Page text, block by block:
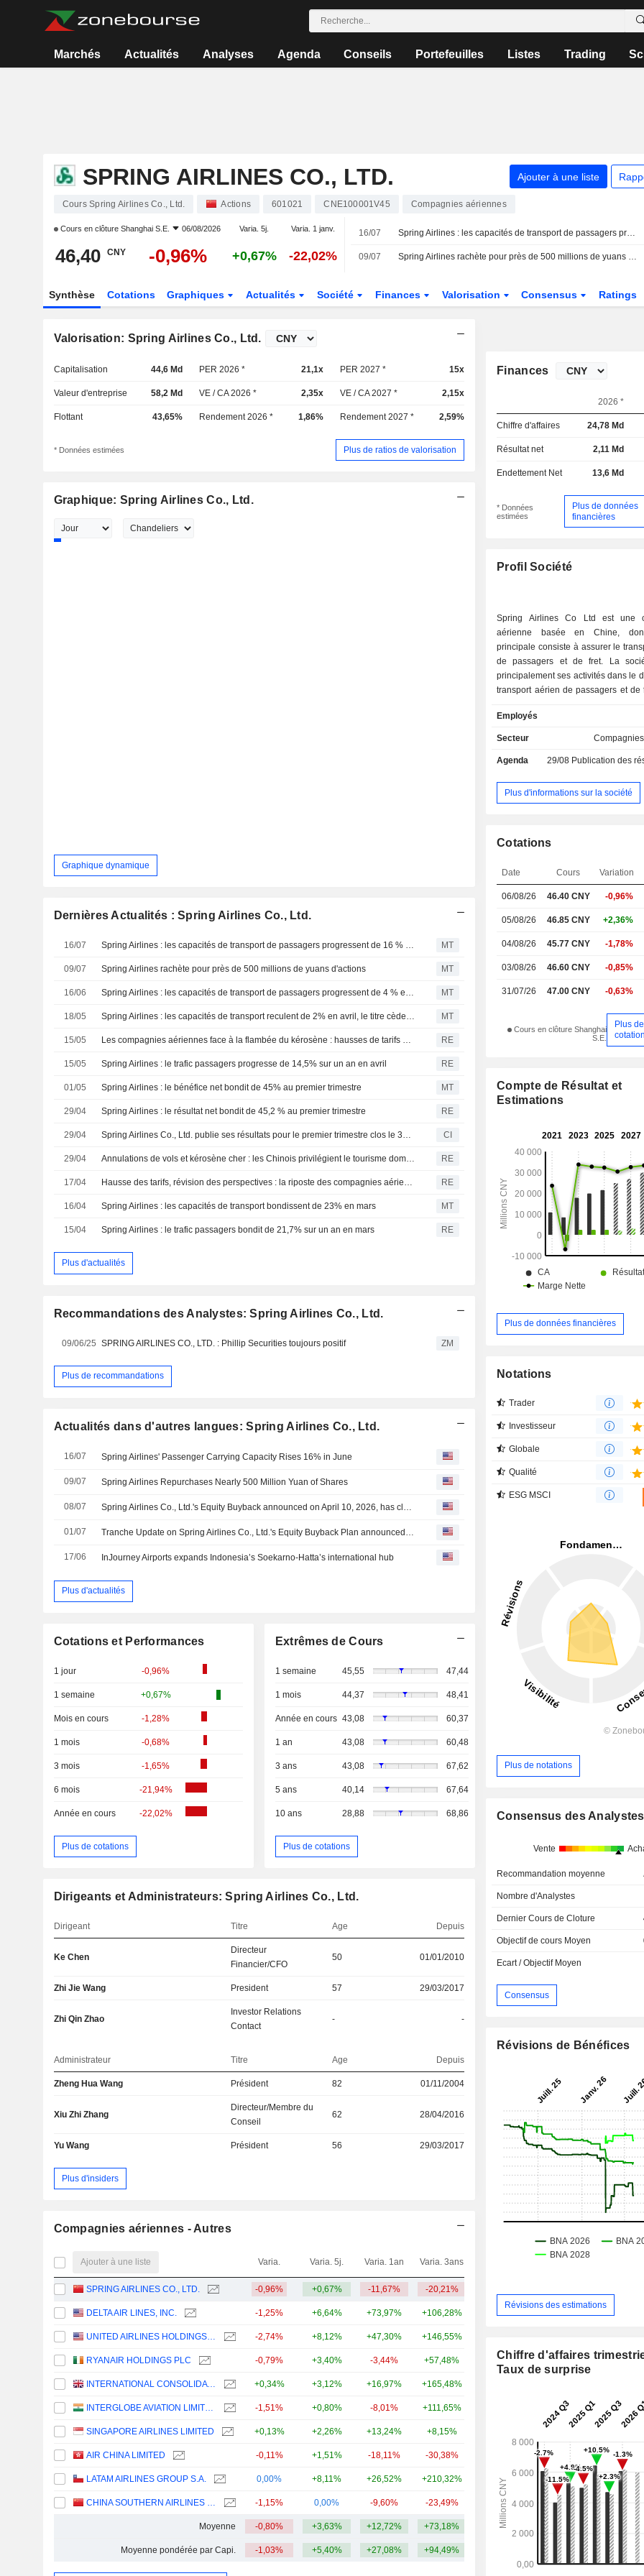
Marchés Actualités Analyses Agenda Conseils Portefeuilles Listes Trading
SPRING AIRLINES CO., LTD. Ajouter à une liste
Cours Spring Airlines Co., Ltd. Actions 601021 CNE100001V45 Compagnies aériennes
Cours en clôture Shanghai S.E. 06/08/2026 Varia. 5j. Varia. 1 janv.
46,40 CNY -0,96% +0,67% -22,02%
16/07 Spring Airlines : les capacités de transport de passagers progressent de 16 % en juin
09/07 Spring Airlines rachète pour près de 500 millions de yuans d'actions
Synthèse Cotations Graphiques Actualités Société Finances Valorisation Consensus Ratings
Valorisation: Spring Airlines Co., Ltd.
Capitalisation 44,6 Md PER 2026 * 21,1x PER 2027 * 15x
Valeur d'entreprise 58,2 Md VE / CA 2026 * 2,35x VE / CA 2027 * 2,15x
Flottant 43,65% Rendement 2026 * 1,86% Rendement 2027 * 2,59%
* Données estimées Plus de ratios de valorisation
Graphique: Spring Airlines Co., Ltd.
Graphique dynamique
Dernières Actualités : Spring Airlines Co., Ltd.
16/07 Spring Airlines : les capacités de transport de passagers progressent de 16 % en juin MT
09/07 Spring Airlines rachète pour près de 500 millions de yuans d'actions MT
16/06 Spring Airlines : les capacités de transport de passagers progressent de 4 % en mai MT
18/05 Spring Airlines : les capacités de transport reculent de 2% en avril, le titre cède 2% MT
15/05 Les compagnies aériennes face à la flambée du kérosène : hausses de tarifs et révisions de perspectives RE
15/05 Spring Airlines : le trafic passagers progresse de 14,5% sur un an en avril RE
01/05 Spring Airlines : le bénéfice net bondit de 45% au premier trimestre MT
29/04 Spring Airlines : le résultat net bondit de 45,2 % au premier trimestre RE
29/04 Spring Airlines Co., Ltd. publie ses résultats pour le premier trimestre clos le 31 mars 2026 CI
29/04 Annulations de vols et kérosène cher : les Chinois privilégient le tourisme domestique pour les congés de mai RE
17/04 Hausse des tarifs, révision des perspectives : la riposte des compagnies aériennes face à la flambée du kérosène RE
16/04 Spring Airlines : les capacités de transport bondissent de 23% en mars MT
15/04 Spring Airlines : le trafic passagers bondit de 21,7% sur un an en mars RE
Plus d'actualités
Recommandations des Analystes: Spring Airlines Co., Ltd.
09/06/25 SPRING AIRLINES CO., LTD. : Phillip Securities toujours positif ZM
Plus de recommandations
Actualités dans d'autres langues: Spring Airlines Co., Ltd.
16/07 Spring Airlines' Passenger Carrying Capacity Rises 16% in June
09/07 Spring Airlines Repurchases Nearly 500 Million Yuan of Shares
08/07
01/07
17/06 InJourney Airports expands Indonesia’s Soekarno-Hatta’s international hub
Plus d'actualités
Cotations et Performances
1 jour -0,96%
1 semaine +0,67%
Mois en cours -1,28%
1 mois -0,68%
3 mois -1,65%
6 mois -21,94%
Année en cours -22,02%
Plus de cotations
Extrêmes de Cours
1 semaine 45,55 47,44
1 mois 44,37 48,41
Année en cours 43,08 60,37
1 an 43,08 60,48
3 ans 43,08 67,62
5 ans 40,14 67,64
10 ans 28,88 68,86
Plus de cotations
Dirigeants et Administrateurs: Spring Airlines Co., Ltd.
Dirigeant Titre Age Depuis
Ke Chen
Directeur
Financier/CFO
50 01/01/2010
Zhi Jie Wang President 57 29/03/2017
Zhi Qin Zhao
Investor Relations
Contact
- -
Administrateur Titre Age Depuis
Zheng Hua Wang Président 82 01/11/2004
Xiu Zhi Zhang
Directeur/Membre du
Conseil
62 28/04/2016
Yu Wang Président 56 29/03/2017
Plus d'insiders
Compagnies aériennes - Autres
Ajouter à une liste Varia. Varia. 5j. Varia. 1an Varia. 3ans
SPRING AIRLINES CO., LTD. -0,96% +0,67% -11,67% -20,21%
DELTA AIR LINES, INC. -1,25% +6,64% +73,97% +106,28% 60,92 Md
UNITED AIRLINES HOLDINGS, INC. -2,74% +8,12% +47,30% +146,55%
RYANAIR HOLDINGS PLC -0,79% +3,40% -3,44% +57,48% 30,55 Md
INTERNATIONAL CONSOLIDATED AIRLINES GROUP, S.A. +0,34% +3,12% +16,97% +165,48%
INTERGLOBE AVIATION LIMITED -1,51% +0,80% -8,01% +111,65%
SINGAPORE AIRLINES LIMITED +0,13% +2,26% +13,24% +8,15%
AIR CHINA LIMITED -0,11% +1,51% -18,11% -30,38%
LATAM AIRLINES GROUP S.A. 0,00% +8,11% +26,52% +210,32% 16,62 Md
CHINA SOUTHERN AIRLINES COMPANY LIMITED -1,15% 0,00% -9,60% -23,49% 12,57 Md
Moyenne -0,80% +3,63% +12,72% +73,18% 25,47 Md
Moyenne pondérée par Capi. -1,03% +5,40% +27,08% +94,49%
Finances
2026 *
Chiffre d'affaires 24,78 Md
Résultat net 2,11 Md
Endettement Net 13,6 Md
* Données
estimées
Plus de données
financières
Profil Société
Spring Airlines Co Ltd est une
aérienne basée en Chine,
principale consiste à assurer le
de passagers et de fret. La
principalement ses activités dans le
transport aérien de passagers et de
destination de Hong Kong, Macao
ainsi que dans les services liés au
principalement sur le marché
Employés
Secteur
Agenda 29/08 Publication des résultats
Plus d'informations sur la société
Cotations
Date Cours Variation
06/08/26 46.40 CNY -0,96%
05/08/26 46.85 CNY +2,36%
04/08/26 45.77 CNY -1,78%
03/08/26 46.60 CNY -0,85%
31/07/26 47.00 CNY -0,63%
Cours en clôture Shanghai
S.E.
Plus de
Compte de Résultat et
Estimations
Plus de données financières
Notations
Trader
Investisseur
Globale
Qualité
ESG MSCI
Plus de notations
Consensus des Analystes
Vente
Recommandation moyenne
Nombre d'Analystes
Dernier Cours de Cloture
Objectif de cours Moyen
Ecart / Objectif Moyen
Consensus
Révisions de Bénéfices
Révisions des estimations
Chiffre d'affaires
Taux de surprise